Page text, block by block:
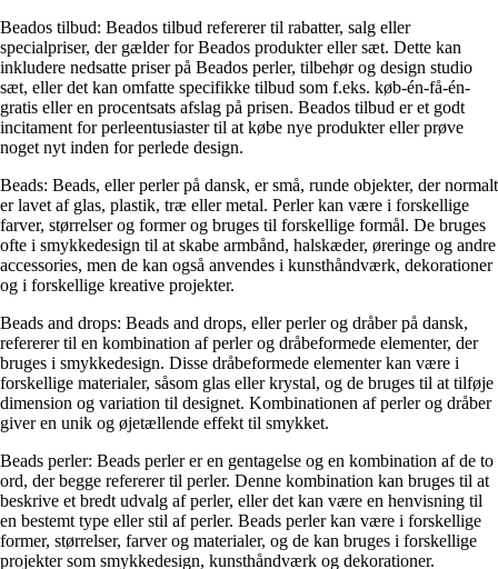
Beados tilbud: Beados tilbud refererer til rabatter, salg eller
specialpriser, der gælder for Beados produkter eller sæt. Dette kan
inkludere nedsatte priser på Beados perler, tilbehør og design studio
sæt, eller det kan omfatte specifikke tilbud som f.eks. køb-én-få-én-
gratis eller en procentsats afslag på prisen. Beados tilbud er et godt
incitament for perleentusiaster til at købe nye produkter eller prøve
noget nyt inden for perlede design.
Beads: Beads, eller perler på dansk, er små, runde objekter, der normalt
er lavet af glas, plastik, træ eller metal. Perler kan være i forskellige
farver, størrelser og former og bruges til forskellige formål. De bruges
ofte i smykkedesign til at skabe armbånd, halskæder, øreringe og andre
accessories, men de kan også anvendes i kunsthåndværk, dekorationer
og i forskellige kreative projekter.
Beads and drops: Beads and drops, eller perler og dråber på dansk,
refererer til en kombination af perler og dråbeformede elementer, der
bruges i smykkedesign. Disse dråbeformede elementer kan være i
forskellige materialer, såsom glas eller krystal, og de bruges til at tilføje
dimension og variation til designet. Kombinationen af perler og dråber
giver en unik og øjetællende effekt til smykket.
Beads perler: Beads perler er en gentagelse og en kombination af de to
ord, der begge refererer til perler. Denne kombination kan bruges til at
beskrive et bredt udvalg af perler, eller det kan være en henvisning til
en bestemt type eller stil af perler. Beads perler kan være i forskellige
former, størrelser, farver og materialer, og de kan bruges i forskellige
projekter som smykkedesign, kunsthåndværk og dekorationer.